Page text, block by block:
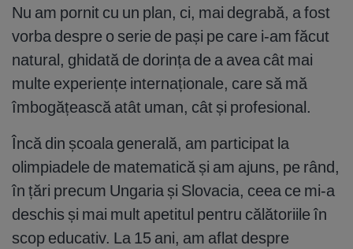
Nu am pornit cu un plan, ci, mai degrabă, a fost
vorba despre o serie de pași pe care i-am făcut
natural, ghidată de dorința de a avea cât mai
multe experiențe internaționale, care să mă
îmbogățească atât uman, cât și profesional.
Încă din școala generală, am participat la
olimpiadele de matematică și am ajuns, pe rând,
în țări precum Ungaria și Slovacia, ceea ce mi-a
deschis și mai mult apetitul pentru călătoriile în
scop educativ. La 15 ani, am aflat despre